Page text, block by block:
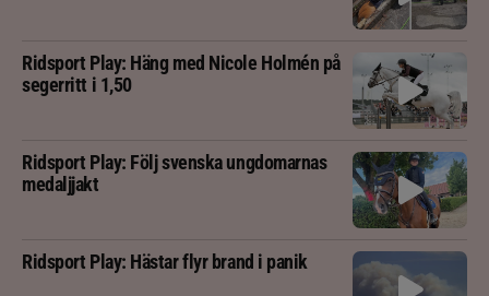
Ridsport Play: Häng med Nicole Holmén på
segerritt i 1,50
Ridsport Play: Följ svenska ungdomarnas
medaljjakt
Ridsport Play: Hästar flyr brand i panik